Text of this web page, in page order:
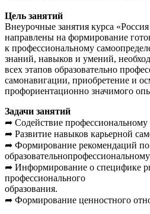
Цель занятий
Внеурочные занятия курса
направлены на формирование
к профессиональному
знаний, навыков и умений,
всех этапов образовательно
самонавигации, приобретение и
профориентационно значимого
Задачи занятий
➦ Содействие
➦ Развитие навыков карьерной
➦ Формирование рекомендаций
➦ Информирование о специфике
профессионального
образования.
➦ Формирование ценностного